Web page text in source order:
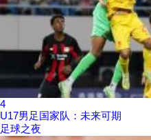
4
U17男足国家队：未来可期
足球之夜